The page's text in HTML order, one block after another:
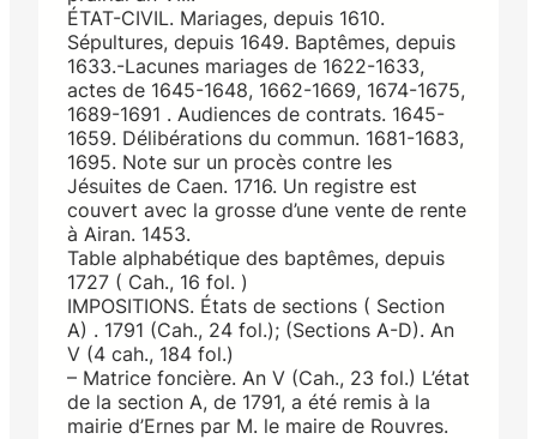
ÉTAT-CIVIL. Mariages, depuis 1610.
Sépultures, depuis 1649. Baptêmes, depuis
1633.-Lacunes mariages de 1622-1633,
actes de 1645-1648, 1662-1669, 1674-1675,
1689-1691 . Audiences de contrats. 1645-
1659. Délibérations du commun. 1681-1683,
1695. Note sur un procès contre les
Jésuites de Caen. 1716. Un registre est
couvert avec la grosse d’une vente de rente
à Airan. 1453.
Table alphabétique des baptêmes, depuis
1727 ( Cah., 16 fol. )
IMPOSITIONS. États de sections ( Section
A) . 1791 (Cah., 24 fol.); (Sections A-D). An
V (4 cah., 184 fol.)
– Matrice foncière. An V (Cah., 23 fol.) L’état
de la section A, de 1791, a été remis à la
mairie d’Ernes par M. le maire de Rouvres.